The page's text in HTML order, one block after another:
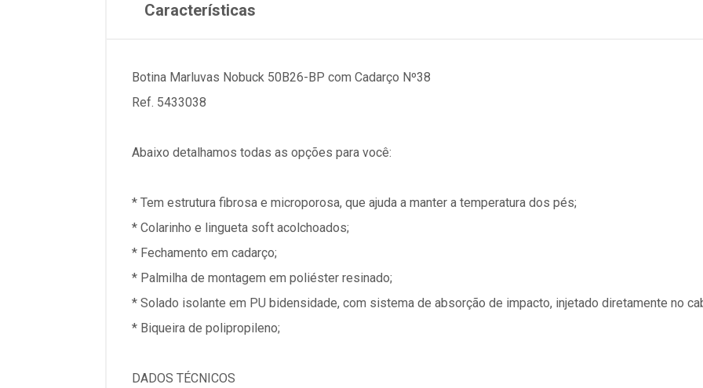
Características
Botina Marluvas Nobuck 50B26-BP com Cadarço Nº38
Ref. 5433038
Abaixo detalhamos todas as opções para você:
* Tem estrutura fibrosa e microporosa, que ajuda a manter a temperatura dos pés;
* Colarinho e lingueta soft acolchoados;
* Fechamento em cadarço;
* Palmilha de montagem em poliéster resinado;
* Solado isolante em PU bidensidade, com sistema de absorção de impacto, injetado diretamente no
* Biqueira de polipropileno;
DADOS TÉCNICOS